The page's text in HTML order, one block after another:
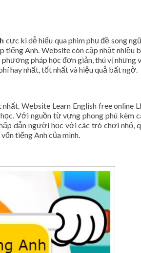
cực kì dễ hiểu qua phim phụ đề song
tiếng Anh. Website còn cập nhật nhiều
pháp học đơn giản, thú vị nhưng
hay nhất, tốt nhất và hiệu quả bất ngờ.
Website Learn English free online
Với nguồn từ vựng phong phú kèm
dẫn người học với các trò chơi nhỏ,
tiếng Anh của mình.